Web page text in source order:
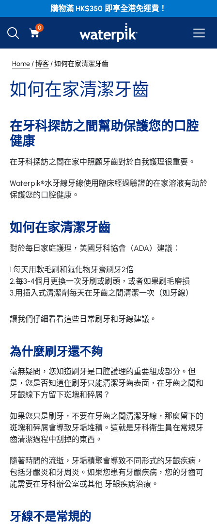
購物滿 HK$350 即享全港免運費！
0
Home/博客/ 如何在家清潔牙齒
如何在家清潔牙齒
在牙科探訪之間幫助保護您的口腔
健康
在牙科探訪之間在家中照顧牙齒對於自我護理很重要。
Waterpik®水牙線牙線使用臨床經過驗證的在家溶液有助於
保護您的口腔健康。
如何在家清潔牙齒
對於每日家庭護理，美國牙科協會（ADA）建議：
1.每天用軟毛刷和氟化物牙膏刷牙2倍
2.每3-4個月更換一次牙刷或刷頭，或者如果刷毛磨損
3.用插入式清潔劑每天在牙齒之間清潔一次（如牙線）
讓我們仔細看看這些日常刷牙和牙線建議。
為什麼刷牙還不夠
毫無疑問，您知道刷牙是口腔護理的重要組成部分。但
是，您是否知道僅刷牙只能清潔牙齒表面，在牙齒之間和
牙齦線下方留下斑塊和碎屑？
如果您只是刷牙，不要在牙齒之間清潔牙線，那麼留下的
斑塊和碎屑會導致牙垢堆積。這就是牙科衛生員在常規牙
齒清潔過程中刮掉的東西。
隨著時間的流逝，牙垢積聚會導致不同形式的牙齦疾病，
包括牙齦炎和牙周炎。如果您患有牙齦疾病，您的牙齒可
能需要在牙科辦公室或其他 牙齦疾病治療。
牙線不是常規的